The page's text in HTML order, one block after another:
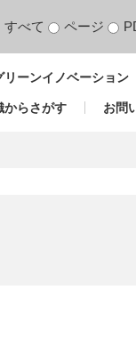
すべて ページ
リーンイノベーション
からさがす お問